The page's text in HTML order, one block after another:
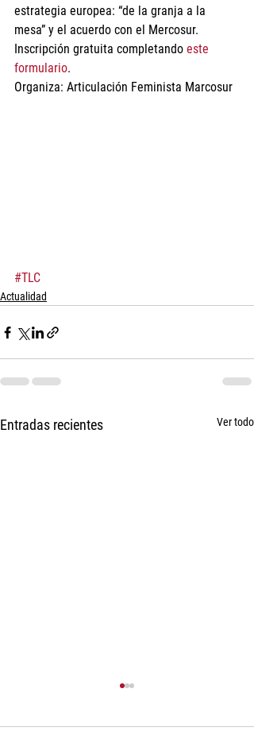
estrategia europea: “de la granja a la
mesa” y el acuerdo con el Mercosur.
Inscripción gratuita completando este
formulario.
Organiza: Articulación Feminista Marcosur
#TLC
Actualidad
Entradas recientes Ver todo